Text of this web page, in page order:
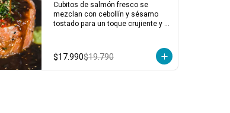
*El peso neto corresponde al
producto en su presentación
completa, salsas o
acompañamientos incluidos.
Cubitos de salmón fresco se
mezclan con cebollín y sésamo
tostado para un toque crujiente y
y la clásica salsa de cilantro. ¡Un
tártaro que combina frescura y
sabor en cada bocado! 🍣✨
$17.990$19.790